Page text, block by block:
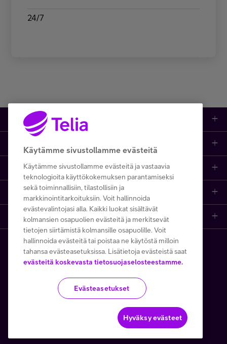
24/7
Tuotteet
IT-palvelut
Yrittäjän palvelut
Julkishallinnolle
Wholesale
5G yrityksille
Etusivu
Yhteystiedot
Paikalliset yritysmyyjät
Viat ja häiriöt
Asiakkuuden hallinta
Opi ja inspiroidu
Kaikki sisällöt
Artikkelit
Referenssit
Asiakasvinkit
Webinaarit ja koulutukset
Telia
Telia
Telia Cygate
Telia Finland
Telia yrityksenä
Vastuullisuus
Turvaverkko
Avoimet työpaikat
Copyright Telia Company 2026
Kaikki hinnat ALV 0 %
Tietosuoja ja -turva Käyttöehdot
Toimitusehdot
Käytämme sivustollamme evästeitä
Käytämme sivustollamme evästeitä ja vastaavia
teknologioita käyttökokemuksen parantamiseksi
sekä toiminnallisiin, tilastollisiin ja
markkinointitarkoituksiin. Voit hallinnoida
evästevalintojasi alla. Kaikki luokat sisältävät
kolmansien osapuolien evästeitä ja merkitsevät
tietojen siirtämistä kolmansille osapuolille. Voit
hallinnoida evästeitä tai poistaa ne käytöstä milloin
tahansa evästeasetuksissa. Lisätietoja evästeistä saat
evästeitä koskevasta tietosuojaselosteestamme.
Evästeasetukset
Hyväksy evästeet